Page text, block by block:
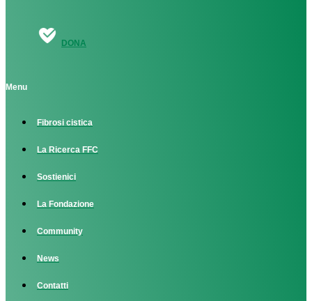
DONA
Menu
Fibrosi cistica
La Ricerca FFC
Sostienici
La Fondazione
Community
News
Contatti